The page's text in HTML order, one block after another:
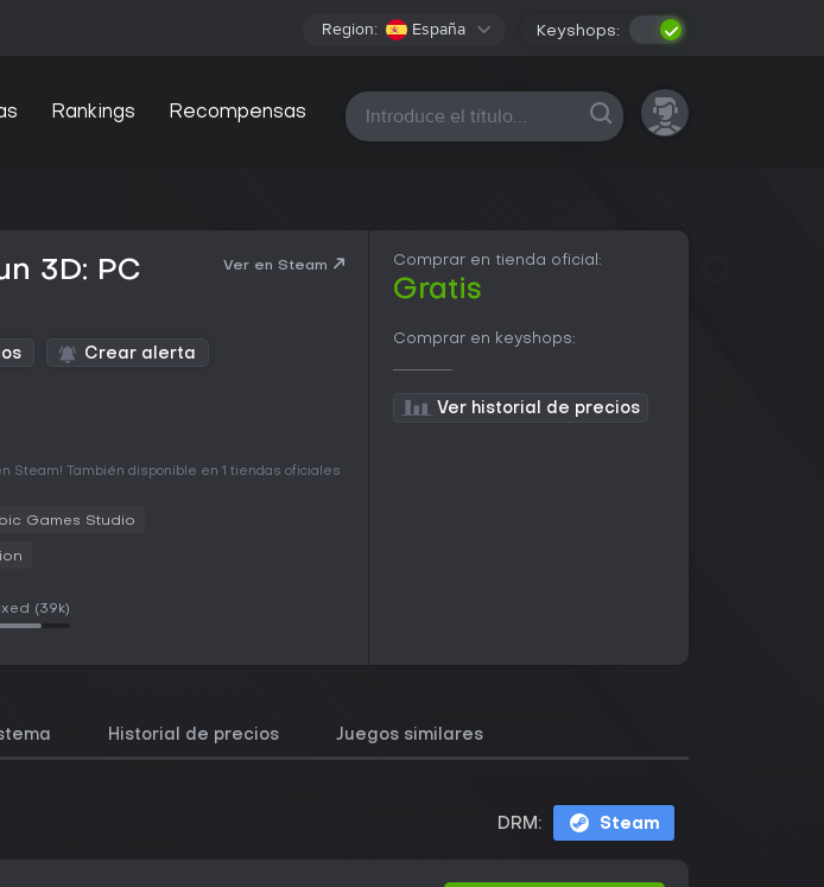
Region: España Keyshops:
Rankings Recompensas Todas las plataformas
3D: PC
Ver en Steam
Crear alerta
Steam! También disponible en 1 tiendas oficiales
Games Studio
(39k)
Comprar en tienda oficial:
Gratis
Comprar en keyshops:
Ver historial de precios
Historial de precios Juegos similares
DRM: Steam